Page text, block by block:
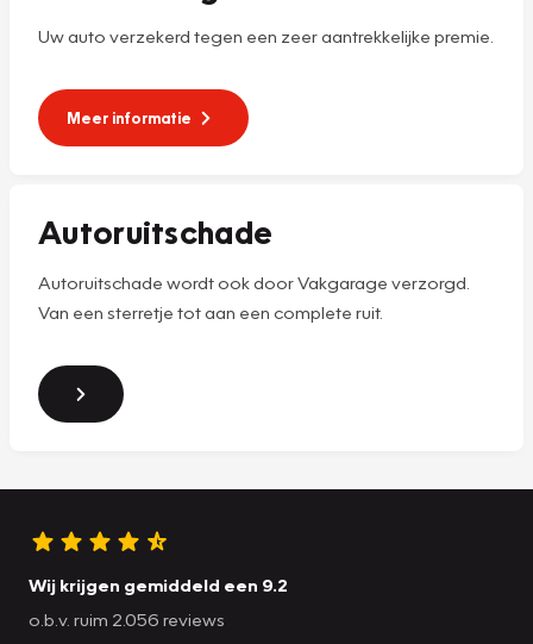
Uw auto verzekerd tegen een zeer aantrekkelijke premie.
Meer informatie
Autoruitschade
Autoruitschade wordt ook door Vakgarage verzorgd.
Van een sterretje tot aan een complete ruit.
Wij krijgen gemiddeld een 9.2
o.b.v. ruim 2.056 reviews